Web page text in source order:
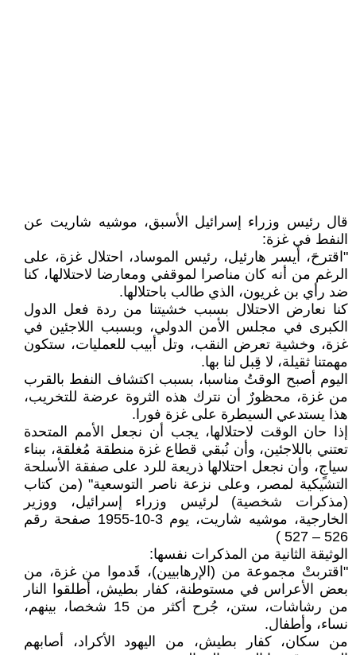
قال رئيس وزراء إسرائيل الأسبق، موشيه شاريت عن
النفط في غزة:
"اقترحَ، أيسر هارئيل، رئيس الموساد، احتلال غزة، على
الرغم من أنه كان مناصرا لموقفي ومعارضا لاحتلالها، كنا
ضد رأي بن غريون، الذي طالب باحتلالها.
كنا نعارض الاحتلال بسبب خشيتنا من ردة فعل الدول
الكبرى في مجلس الأمن الدولي، وبسبب اللاجئين في
غزة، وخشية تعرض النقب، وتل أبيب للعمليات، ستكون
مهمتنا ثقيلة، لا قِبل لنا بها.
اليوم أصبح الوقتُ مناسبا، بسبب اكتشاف النفط بالقرب
من غزة، محظورٌ أن نترك هذه الثروة عرضة للتخريب،
هذا يستدعي السيطرة على غزة فورا.
إذا حان الوقت لاحتلالها، يجب أن نجعل الأمم المتحدة
تعتني باللاجئين، وأن نُبقي قطاع غزة منطقة مُغلقة، ببناء
سياجٍ، وأن نجعل احتلالها ذريعة للرد على صفقة الأسلحة
التشيكية لمصر، وعلى نزعة ناصر التوسعية" (من كتاب
(مذكرات شخصية) لرئيس وزراء إسرائيل، ووزير
الخارجية، موشيه شاريت، يوم 3-10-1955 صفحة رقم
526 – 527 )
الوثيقة الثانية من المذكرات نفسها:
"اقتربتْ مجموعة من (الإرهابيين)، قَدموا من غزة، من
بعض الأعراس في مستوطنة، كفار بطيش، أطلقوا النار
من رشاشات، ستن، جُرح أكثر من 15 شخصا، بينهم،
نساء، وأطفال.
من سكان، كفار بطيش، من اليهود الأكراد، أصابهم